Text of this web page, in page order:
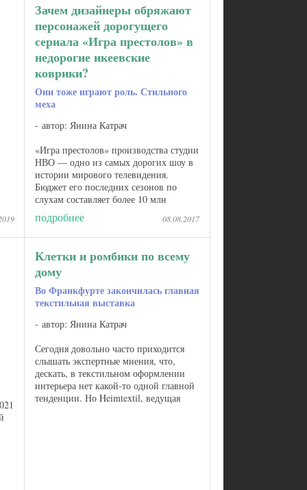
Зачем дизайнеры обряжают
персонажей дорогущего
сериала «Игра престолов» в
недорогие икеевские
коврики?
Они тоже играют роль. Стильного
меха
автор: Янина Катрач
«Игра престолов» производства студии
НВО — одно из самых дорогих шоу в
истории мирового телевидения.
Бюджет его последних сезонов по
слухам составляет более 10 млн
долларов за серию. И только
костюмами в этом проекте занимаются
...
подробнее 08.08.2017
Клетки и ромбики по всему
дому
Во Франкфурте закончилась главная
текстильная выставка
автор: Янина Катрач
Сегодня довольно часто приходится
слышать экспертные мнения, что,
дескать, в текстильном оформлении
интерьера нет какой-то одной главной
тенденции. Но Heimtextil, ведущая